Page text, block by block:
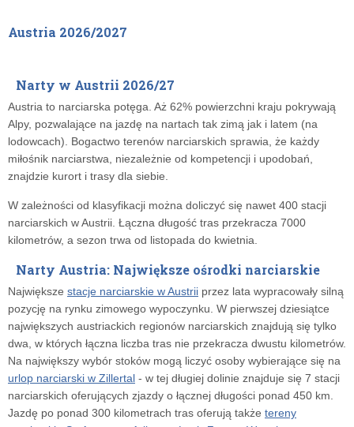
Austria 2026/2027
Narty w Austrii 2026/27
Austria to narciarska potęga. Aż 62% powierzchni kraju pokrywają
Alpy, pozwalające na jazdę na nartach tak zimą jak i latem (na
lodowcach). Bogactwo terenów narciarskich sprawia, że każdy
miłośnik narciarstwa, niezależnie od kompetencji i upodobań,
znajdzie kurort i trasy dla siebie.
W zależności od klasyfikacji można doliczyć się nawet 400 stacji
narciarskich w Austrii. Łączna długość tras przekracza 7000
kilometrów, a sezon trwa od listopada do kwietnia.
Narty Austria: Największe ośrodki narciarskie
Największe stacje narciarskie w Austrii przez lata wypracowały silną
pozycję na rynku zimowego wypoczynku. W pierwszej dziesiątce
największych austriackich regionów narciarskich znajdują się tylko
dwa, w których łączna liczba tras nie przekracza dwustu kilometrów.
Na największy wybór stoków mogą liczyć osoby wybierające się na
urlop narciarski w Zillertal - w tej długiej dolinie znajduje się 7 stacji
narciarskich oferujących zjazdy o łącznej długości ponad 450 km.
Jazdę po ponad 300 kilometrach tras oferują także tereny